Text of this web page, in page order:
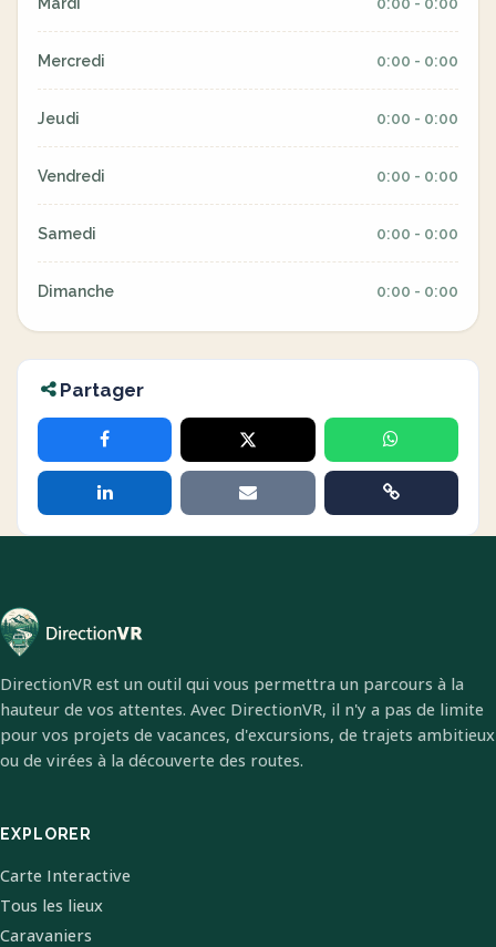
Mercredi 0:00 - 0:00
Jeudi 0:00 - 0:00
Vendredi 0:00 - 0:00
Samedi 0:00 - 0:00
Dimanche 0:00 - 0:00
Partager
DirectionVR est un outil qui vous permettra un parcours à la
hauteur de vos attentes. Avec DirectionVR, il n'y a pas de limite
pour vos projets de vacances, d'excursions, de trajets ambitieux
ou de virées à la découverte des routes.
EXPLORER
Carte Interactive
Tous les lieux
Caravaniers